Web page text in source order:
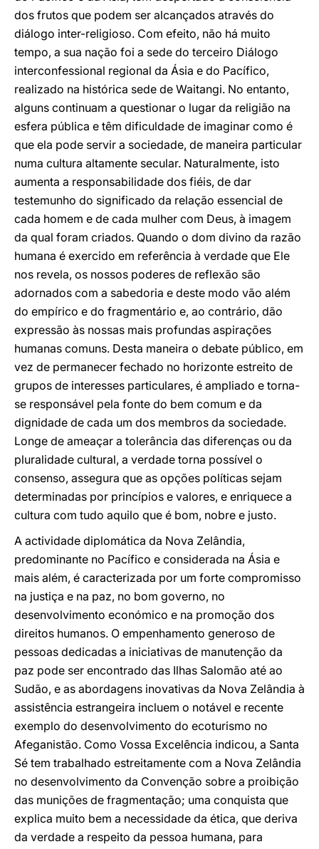
dos frutos que podem ser alcançados através do
diálogo inter-religioso. Com efeito, não há muito
tempo, a sua nação foi a sede do terceiro Diálogo
interconfessional regional da Ásia e do Pacífico,
realizado na histórica sede de Waitangi. No entanto,
alguns continuam a questionar o lugar da religião na
esfera pública e têm dificuldade de imaginar como é
que ela pode servir a sociedade, de maneira particular
numa cultura altamente secular. Naturalmente, isto
aumenta a responsabilidade dos fiéis, de dar
testemunho do significado da relação essencial de
cada homem e de cada mulher com Deus, à imagem
da qual foram criados. Quando o dom divino da razão
humana é exercido em referência à verdade que Ele
nos revela, os nossos poderes de reflexão são
adornados com a sabedoria e deste modo vão além
do empírico e do fragmentário e, ao contrário, dão
expressão às nossas mais profundas aspirações
humanas comuns. Desta maneira o debate público, em
vez de permanecer fechado no horizonte estreito de
grupos de interesses particulares, é ampliado e torna-
se responsável pela fonte do bem comum e da
dignidade de cada um dos membros da sociedade.
Longe de ameaçar a tolerância das diferenças ou da
pluralidade cultural, a verdade torna possível o
consenso, assegura que as opções políticas sejam
determinadas por princípios e valores, e enriquece a
cultura com tudo aquilo que é bom, nobre e justo.
A actividade diplomática da Nova Zelândia,
predominante no Pacífico e considerada na Ásia e
mais além, é caracterizada por um forte compromisso
na justiça e na paz, no bom governo, no
desenvolvimento económico e na promoção dos
direitos humanos. O empenhamento generoso de
pessoas dedicadas a iniciativas de manutenção da
paz pode ser encontrado das Ilhas Salomão até ao
Sudão, e as abordagens inovativas da Nova Zelândia à
assistência estrangeira incluem o notável e recente
exemplo do desenvolvimento do ecoturismo no
Afeganistão. Como Vossa Excelência indicou, a Santa
Sé tem trabalhado estreitamente com a Nova Zelândia
no desenvolvimento da Convenção sobre a proibição
das munições de fragmentação; uma conquista que
explica muito bem a necessidade da ética, que deriva
da verdade a respeito da pessoa humana, para